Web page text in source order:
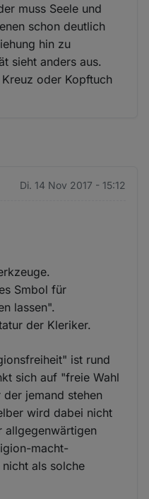
muss Seele und
schon deutlich
hin zu
sieht anders aus.
oder Kopftuch
Di. 14 Nov 2017 - 15:12
Smbol für
lassen".
der Kleriker.
ist rund
sich auf "freie Wahl
jemand stehen
wird dabei nicht
allgegenwärtigen
macht-
als solche